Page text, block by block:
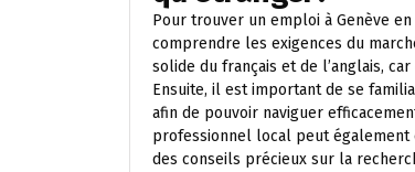
Pour trouver un emploi à Genève
comprendre les exigences du
solide du français et de l’anglais,
Ensuite, il est important de se
afin de pouvoir naviguer
professionnel local peut
des conseils précieux sur la